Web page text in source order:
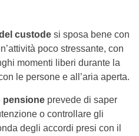
custode si sposa bene con
poco stressante, con
momenti liberi durante la
le persone e all’aria aperta.
pensione prevede di saper
o controllare gli
degli accordi presi con il